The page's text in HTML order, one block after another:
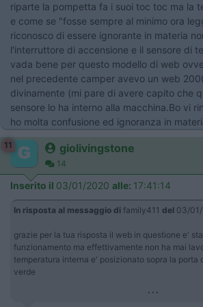
riparte la pompetta fa i suoi toc toc ma la
e come se "fosse sempre al minimo ora
riconosco di essere ignorante in materia
l'interruttore di accensione e il sensore di
vada bene per questo modello di web
nel precedente camper avevo un web
divinamente (mi pare di avere capito che
sensore lo ha interno alla macchina.Bo vi
ho molta confusione ed ignoranza in
11 giolivingstone
14
Inserito il 03/01/2020 alle: 17:41:14
In risposta al messaggio di family411 del 03/
grazie per la tua risposta il web in questione e'
funzionamento ma effettivamente non ha mai
temperatura interna e' posizionato sopra la porta
verde
...